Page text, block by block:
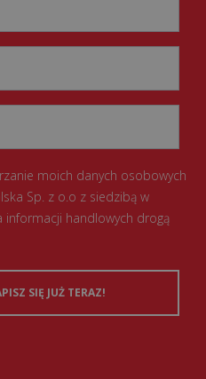
moich danych osobowych
Sp. z o.o z siedzibą w
informacji handlowych drogą